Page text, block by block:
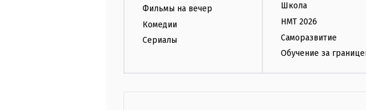
Фильмы на вечер
Комедии
Сериалы
Школа
НМТ 2026
Саморазвитие
Обучение за